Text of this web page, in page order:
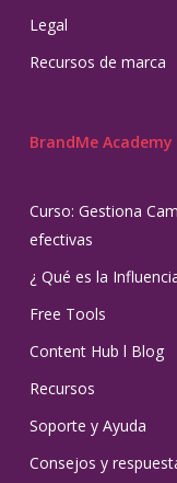
Legal
Recursos de marca
BrandMe Academy
Curso: Gestiona
efectivas
¿ Qué es la
Free Tools
Content Hub l Blog
Recursos
Soporte y Ayuda
Consejos y